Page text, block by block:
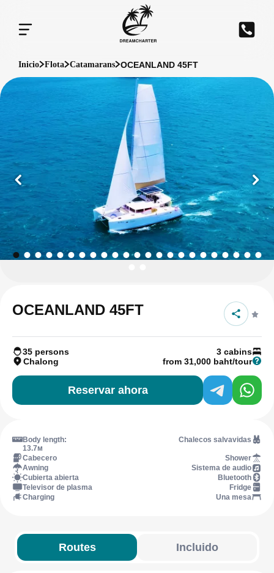
Inicio Flota Catamarans OCEANLAND 45FT
OCEANLAND 45FT
35 persons
3 cabins
Chalong
from 31,000 baht/tour
Reservar ahora
Body length:
13.7м
Chalecos salvavidas
Cabecero
Shower
Awning
Sistema de audio
Cubierta abierta
Bluetooth
Televisor de plasma
Fridge
Charging
Una mesa
Routes Incluido